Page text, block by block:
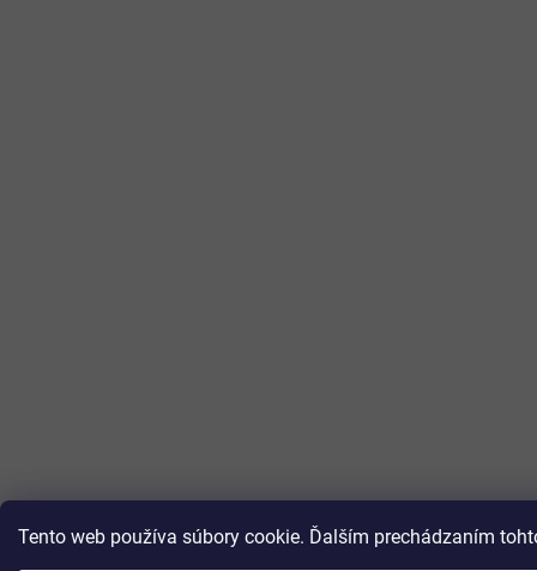
Tento web používa súbory cookie. Ďalším prechádzaním